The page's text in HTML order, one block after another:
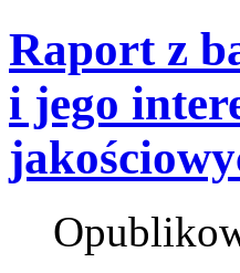
Raport z
i jego